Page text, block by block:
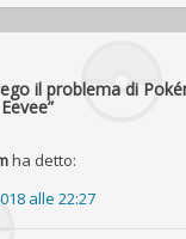
il problema di
”
ha detto:
alle 22:27